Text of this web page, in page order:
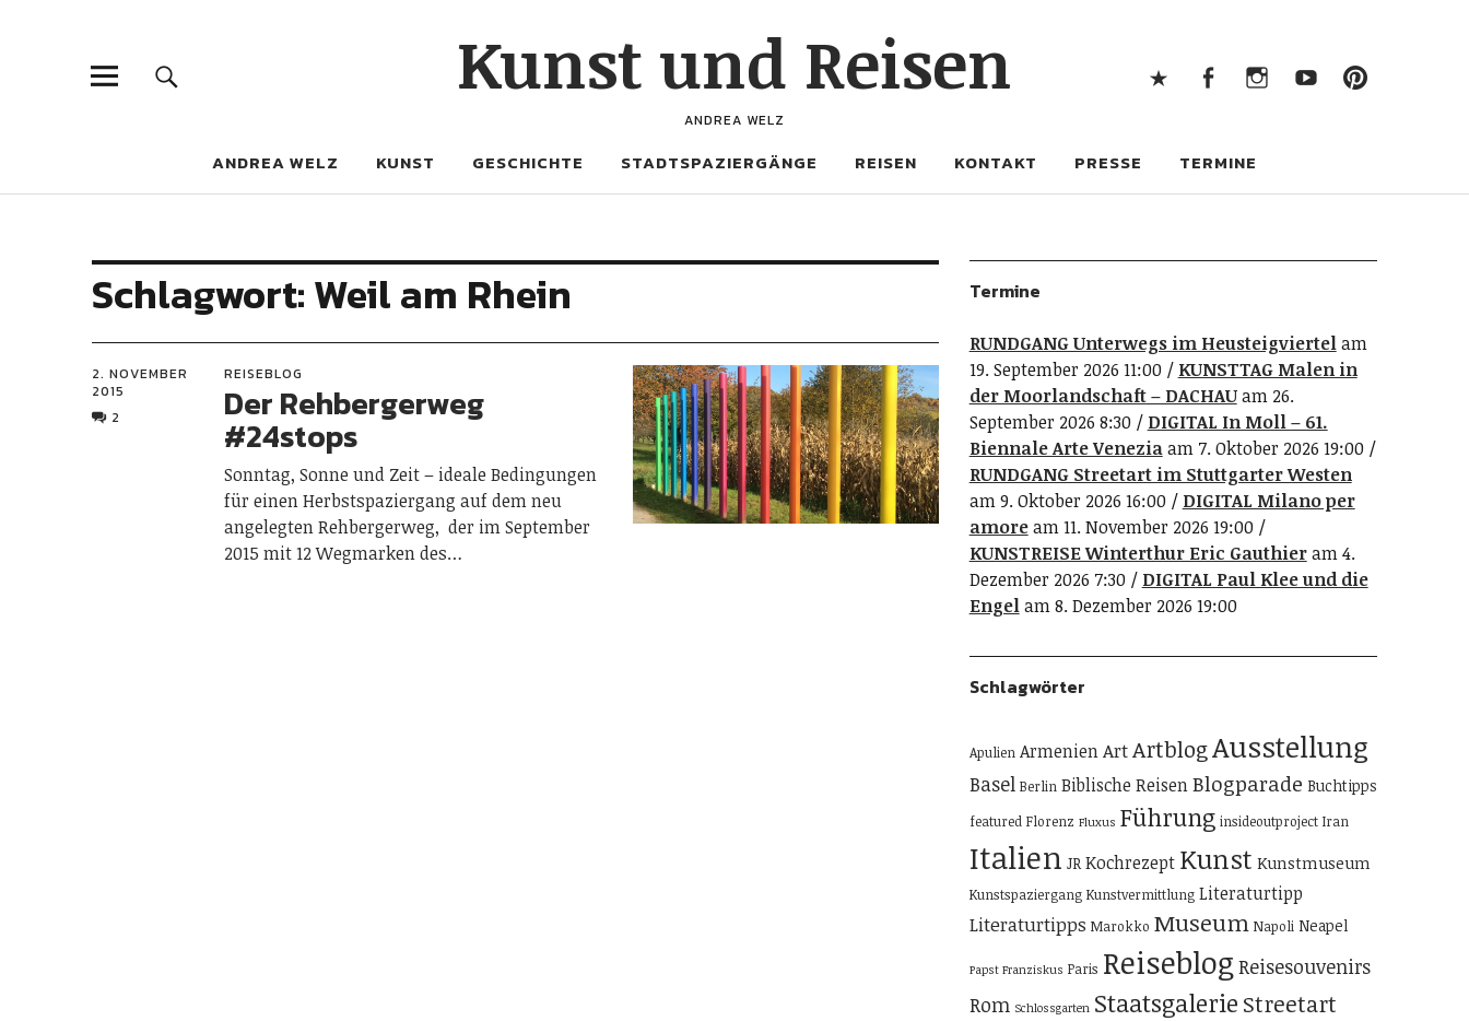
Kunst und Reisen
ANDREA WELZ
ANDREA WELZ KUNST GESCHICHTE STADTSPAZIERGÄNGE REISEN KONTAKT PRESSE TERMINE
Schlagwort:Weil am Rhein
2. NOVEMBER
2015
2
REISEBLOG
Der Rehbergerweg
#24stops
Sonntag, Sonne und Zeit – ideale Bedingungen
für einen Herbstspaziergang auf dem neu
angelegten Rehbergerweg, der im September
2015 mit 12 Wegmarken des…
Termine
RUNDGANG Unterwegs im Heusteigviertelam
19. September 2026 11:00
KUNSTTAG Malen in
der Moorlandschaft – DACHAUam 26.
September 2026 8:30
DIGITAL In Moll – 61.
Biennale Arte Veneziaam 7. Oktober 2026 19:00
RUNDGANG Streetart im Stuttgarter Westen
am 9. Oktober 2026 16:00
DIGITAL Milano per
amoream 11. November 2026 19:00
KUNSTREISE Winterthur Eric Gauthieram 4.
Dezember 2026 7:30
DIGITAL Paul Klee und die
Engelam 8. Dezember 2026 19:00
Schlagwörter
Apulien ArmenienArtArtblogAusstellung
Basel Berlin Biblische ReisenBlogparade Buchtipps
featured Florenz Fluxus Führung insideoutproject Iran
Italien JR Kochrezept Kunst Kunstmuseum
Kunstspaziergang Kunstvermittlung Literaturtipp
Literaturtipps Marokko Museum Napoli Neapel
Papst Franziskus Paris Reiseblog Reisesouvenirs
Rom Schlossgarten Staatsgalerie Streetart